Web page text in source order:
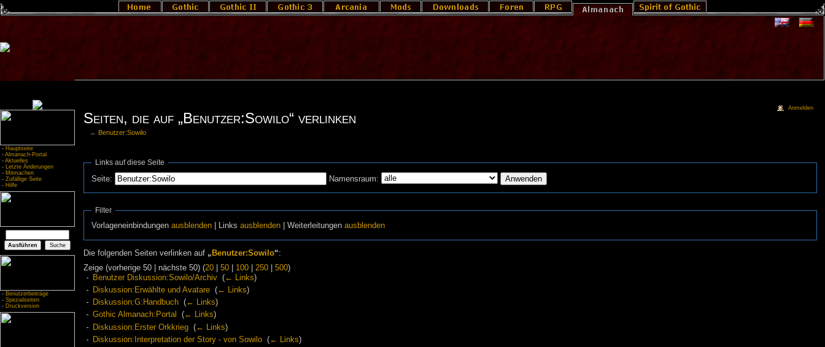
- Hauptseite
- Almanach-Portal
- Aktuelles
- Letzte Änderungen
- Mitmachen
- Zufällige Seite
- Hilfe
- Benutzerbeiträge
- Spezialseiten
- Druckversion
Seiten, die auf „Benutzer:Sowilo“ verlinken
← Benutzer:Sowilo
Links auf diese Seite
Seite:
Namensraum:
Filter
Vorlageneinbindungenausblenden | Linksausblenden | Weiterleitungenausblenden
Die folgenden Seiten verlinken auf „ Benutzer:Sowilo“:
Zeige (vorherige 50 | nächste 50) (20| 50| 100| 250| 500)
Benutzer Diskussion:Sowilo/Archiv‎ (← Links)
Diskussion:Erwählte und Avatare‎ (← Links)
Diskussion:G:Handbuch‎ (← Links)
Gothic Almanach:Portal
(← Links)
Diskussion:Erster Orkkrieg‎ (← Links)
Diskussion:Interpretation der Story - von Sowilo‎ (← Links)
Anmelden